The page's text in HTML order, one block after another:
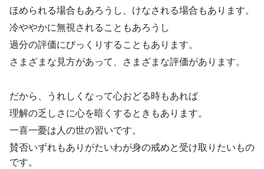
ほめられる場合もあろうし、けなされる場合もあります。
冷ややかに無視されることもあろうし
過分の評価にびっくりすることもあります。
さまざまな見方があって、さまざまな評価があります。
だから、うれしくなって心おどる時もあれば
理解の乏しさに心を暗くするときもあります。
一喜一憂は人の世の習いです。
賛否いずれもありがたいわが身の戒めと受け取りたいもの
です。